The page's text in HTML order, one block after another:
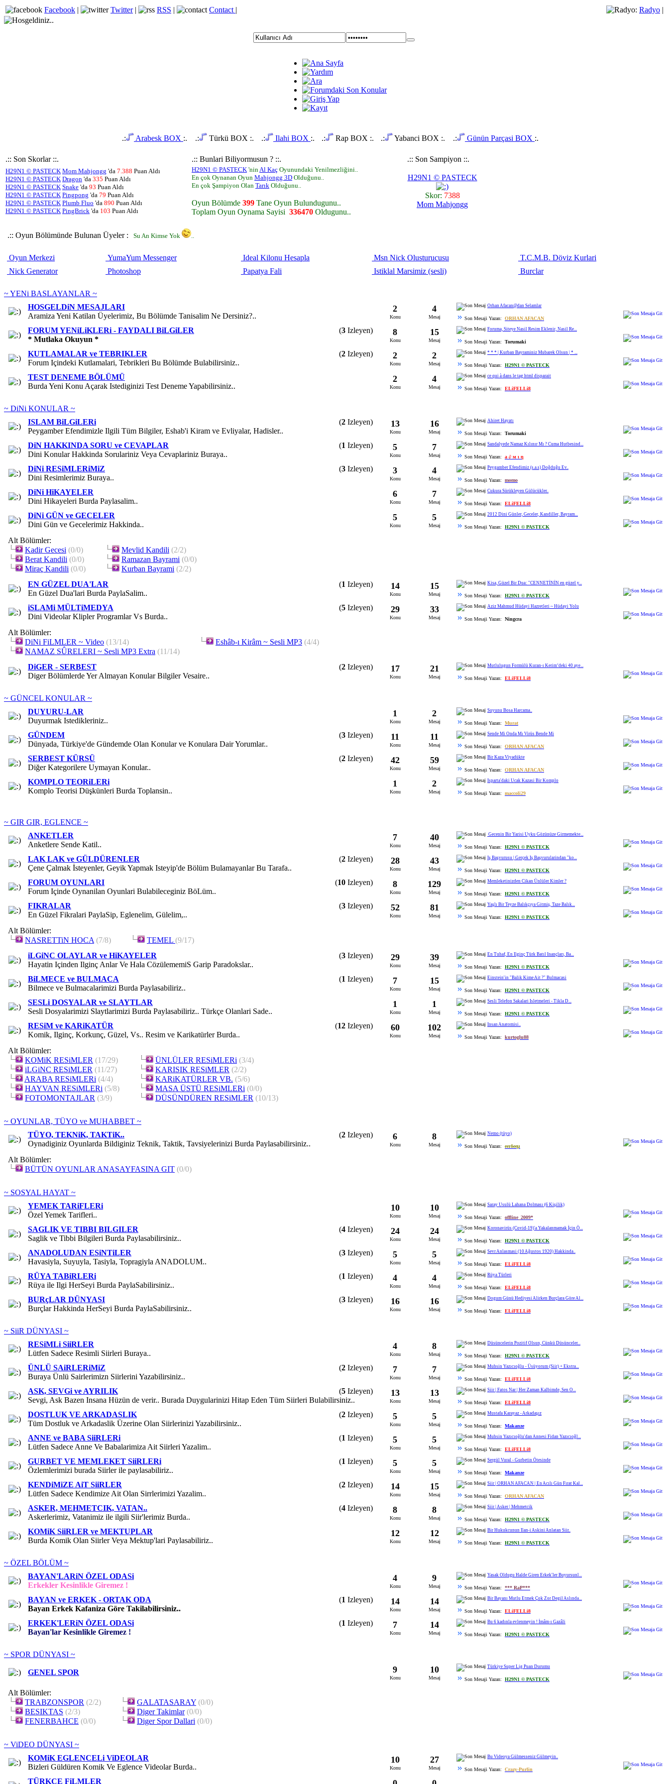
Facebook | Twitter| RSS | Contact | Radyo |
.: Arabesk BOX :. .: Türkü BOX :. .: Ilahi BOX :. .: Rap BOX :. .: Yabanci BOX :. .: Günün Parçasi BOX :.
.:: Son Skorlar ::. .:: Bunlari Biliyormusun ? ::. .:: Son Sampiyon ::.
H29N1 © PASTECK Mom Mahjongg 'da 7.388 Puan Aldı
H29N1 © PASTECK Dragon 'da 335 Puan Aldı
H29N1 © PASTECK Snake 'da 93 Puan Aldı
H29N1 © PASTECK Pingpong 'da 79 Puan Aldı
H29N1 © PASTECK Plumb Fluo 'da 890 Puan Aldı
H29N1 © PASTECK PingBrick 'da 103 Puan Aldı
H29N1 © PASTECK 'ninAl Kaç Oyunundaki Yenilmezliğini..
En çok Oynanan Oyun Mahjongg 3D Olduğunu..
En çok Şampiyon Olan Tarık Olduğunu..
Oyun Bölümde 399 Tane Oyun Bulundugunu..
Toplam Oyun Oynama Sayisi 336470 Oldugunu..
H29N1 © PASTECK
Skor: 7388
Mom Mahjongg
.:: Oyun Bölümünde Bulunan Üyeler : Su An Kimse Yok ..
Oyun Merkezi YumaYum Messenger Ideal Kilonu Hesapla Msn Nick Olusturucusu
T.C.M.B. Döviz Kurlari
Nick Generator
Photoshop Papatya Fali Istiklal Marsimiz (sesli) Burclar
~ YENi BASLAYANLAR ~
HOSGELDiN MESAJLARI
Aramiza Yeni Katilan Üyelerimiz, Bu Bölümde Tanisalim Ne Dersiniz?..
2
Konu
4
Mesaj
Orhan Afacan@dan Selamlar
Son Mesaji Yazan: ORHAN AFACAN
(3 Izleyen)
FORUM YENiLiKLERi - FAYDALI BiLGiLER
* Mutlaka Okuyun *
8
Konu
15
Mesaj
Foruma, Siteye Nasil Resim Eklenir, Nasil Re...
Son Mesaji Yazan: Torumaki
(2 Izleyen)
KUTLAMALAR ve TEBRIKLER
Forum Içindeki Kutlamalari, Tebrikleri Bu Bölümde Bulabilirsiniz..
2
Konu
2
Mesaj
* * * | Kurban Bayraminiz Mubarek Olsun | * ...
Son Mesaji Yazan: H29N1 © PASTECK
TEST DENEME BÖLÜMÜ
Burda Yeni Konu Açarak Istediginizi Test Deneme Yapabilirsiniz..
2
Konu
4
Mesaj
ce qui à dans le tag html disparait
Son Mesaji Yazan: ELiFELLi8
~ DiNi KONULAR ~
(2 Izleyen)
ISLAM BiLGiLERi
Peygamber Efendimizle Ilgili Tüm Bilgiler, Eshab'i Kiram ve Evliyalar, Hadisler..
13
Konu
16
Mesaj
Ahiret Hayatı
Son Mesaji Yazan: Torumaki
(1 Izleyen)
DiN HAKKINDA SORU ve CEVAPLAR
Dini Konular Hakkinda Sorulariniz Veya Cevaplariniz Buraya..
5
Konu
7
Mesaj
Sandalyede Namaz Kılınır Mı ? Cuma Hutbesind...
Son Mesaji Yazan: a ∂ м ι η
(3 Izleyen)
DiNi RESiMLERiMiZ
Dini Resimlerimiz Buraya..
3
Konu
4
Mesaj
Peygamber Efendimiz (s.a.s) Doğduğu Ev..
Son Mesaji Yazan: momo
DiNi HiKAYELER
Dini Hikayeleri Burda Paylasalim..
6
Konu
7
Mesaj
Cukura Sürükleyen Gülücükler..
Son Mesaji Yazan: ELiFELLi8
DiNi GÜN ve GECELER
Dini Gün ve Gecelerimiz Hakkinda..
5
Konu
5
Mesaj
2012 Dini Günler, Geceler, Kandiller, Bayram...
Son Mesaji Yazan: H29N1 © PASTECK
Alt Bölümler:
Kadir Gecesi (0/0)
Berat Kandili (0/0)
Miraç Kandili (0/0)
Mevlid Kandili (2/2)
Ramazan Bayrami (0/0)
Kurban Bayrami (2/2)
(1 Izleyen)
EN GÜZEL DUA'LAR
En Güzel Dua'lari Burda PaylaSalim..
14
Konu
15
Mesaj
Kisa, Güzel Bir Dua: "CENNETİNİN en güzel y...
Son Mesaji Yazan: H29N1 © PASTECK
(5 Izleyen)
iSLAMi MÜLTiMEDYA
Dini Videolar Klipler Programlar Vs Burda..
29
Konu
33
Mesaj
Aziz Mahmud Hüdayi Hazretleri ~ Hüdayi Yolu
Son Mesaji Yazan: Ningcra
Alt Bölümler:
DiNi FiLMLER ~ Video (13/14)
NAMAZ SÛRELERI ~ Sesli MP3 Extra (11/14)
Eshâb-ı Kirâm ~ Sesli MP3 (4/4)
(2 Izleyen)
DiGER - SERBEST
Diger Bölümlerde Yer Almayan Konular Bilgiler Vesaire..
17
Konu
21
Mesaj
Mutlulugun Formülü Kuran-ı Kerim’deki 40 aye...
Son Mesaji Yazan: ELiFELLi8
~ GÜNCEL KONULAR ~
DUYURU-LAR
Duyurmak Istedikleriniz..
1
Konu
2
Mesaj
Suyunu Bosa Harcama..
Son Mesaji Yazan: Murat
(3 Izleyen)
GÜNDEM
Dünyada, Türkiye'de Gündemde Olan Konular ve Konulara Dair Yorumlar..
11
Konu
11
Mesaj
Sende Mi Onda Mı Virüs Bende Mi
Son Mesaji Yazan: ORHAN AFACAN
(2 Izleyen)
SERBEST KÜRSÜ
Diğer Kategorilere Uymayan Konular..
42
Konu
59
Mesaj
Bir Kaza Viyadükte
Son Mesaji Yazan: ORHAN AFACAN
KOMPLO TEORiLERi
Komplo Teorisi Düşkünleri Burda Toplansin..
1
Konu
2
Mesaj
Isparta'daki Ucak Kazasi Bir Komplo
Son Mesaji Yazan: maccoli29
~ GIR GIR, EGLENCE ~
ANKETLER
Anketlere Sende Katil..
7
Konu
40
Mesaj
Gecenin Bir Yarisi Uyku Gözünüze Girmemekte...
Son Mesaji Yazan: H29N1 © PASTECK
(2 Izleyen)
LAK LAK ve GÜLDÜRENLER
Çene Çalmak İsteyenler, Geyik Yapmak Isteyip'de Bölüm Bulamayanlar Bu Tarafa..
28
Konu
43
Mesaj
Iş Başvurusu | Gerçek Iş Başvurularindan "ko...
Son Mesaji Yazan: H29N1 © PASTECK
(10 Izleyen)
FORUM OYUNLARI
Forum Içinde Oynanilan Oyunlari Bulabileceginiz BöLüm..
8
Konu
129
Mesaj
Memleketinizden Cikan Ünlüler Kimler ?
Son Mesaji Yazan: H29N1 © PASTECK
(3 Izleyen)
FIKRALAR
En Güzel Fikralari PaylaSip, Eglenelim, Gülelim,..
52
Konu
81
Mesaj
Yaşlı Bir Teyze Balıkçıya Gitmiş, Taze Balık...
Son Mesaji Yazan: H29N1 © PASTECK
Alt Bölümler:
NASRETTiN HOCA (7/8) TEMEL (9/17)
(3 Izleyen)
iLGiNC OLAYLAR ve HiKAYELER
Hayatin Içinden Ilginç Anlar Ve Hala CözülememiS Garip Paradokslar..
29
Konu
39
Mesaj
En Tuhaf, En Ilginç Türk Batıl Inançları, Ba...
Son Mesaji Yazan: H29N1 © PASTECK
(1 Izleyen)
BiLMECE ve BULMACA
Bilmece ve Bulmacalarimizi Burda Paylasabiliriz..
7
Konu
15
Mesaj
Einstein'in "Balik Kime Ait ?" Bulmacasi
Son Mesaji Yazan: H29N1 © PASTECK
SESLi DOSYALAR ve SLAYTLAR
Sesli Dosyalarimizi Slaytlarimizi Burda Paylasabiliriz.. Türkçe Olanlari Sade..
1
Konu
1
Mesaj
Sesli Telefon Sakalari Isletmeleri - Tikla D...
Son Mesaji Yazan: H29N1 © PASTECK
(12 Izleyen)
RESiM ve KARiKATÜR
Komik, Ilginç, Korkunç, Güzel, Vs.. Resim ve Karikatürler Burda..
60
Konu
102
Mesaj
Insan Anatomisi..
Son Mesaji Yazan: kurtoglu88
Alt Bölümler:
KOMiK RESiMLER (17/29)
iLGiNC RESiMLER (11/27)
ARABA RESiMLERi (4/4)
HAYVAN RESiMLERi (5/8)
FOTOMONTAJLAR (3/9)
ÜNLÜLER RESiMLERi (3/4)
KARISIK RESiMLER (2/2)
KARiKATÜRLER VB. (5/6)
MASA ÜSTÜ RESiMLERi (0/0)
DÜSÜNDÜREN RESiMLER (10/13)
~ OYUNLAR, TÜYO ve MUHABBET ~
(2 Izleyen)
TÜYO, TEKNiK, TAKTiK..
Oynadiginiz Oyunlarda Bildiginiz Teknik, Taktik, Tavsiyelerinizi Burda Paylasabilirsiniz..
6
Konu
8
Mesaj
Nemo (tüyo)
Son Mesaji Yazan: eerδeeμ
Alt Bölümler:
BÜTÜN OYUNLAR ANASAYFASINA GIT (0/0)
~ SOSYAL HAYAT ~
YEMEK TARiFLERi
Özel Yemek Tarifleri..
10
Konu
10
Mesaj
Saray Usulü Lahana Dolması (6 Kişilik)
Son Mesaji Yazan: offline_2009*
(4 Izleyen)
SAGLIK VE TIBBI BILGILER
Saglik ve Tibbi Bilgileri Burda Paylasabilirsiniz..
24
Konu
24
Mesaj
Koronavirüs (Covid-19)'a Yakalanmamak İçin Ö...
Son Mesaji Yazan: H29N1 © PASTECK
(3 Izleyen)
ANADOLUDAN ESiNTiLER
Havasiyla, Suyuyla, Tasiyla, Topragiyla ANADOLUM..
5
Konu
5
Mesaj
Sevr Anlasmasi (10 Ağustos 1920) Hakkinda..
Son Mesaji Yazan: ELiFELLi8
(1 Izleyen)
RÜYA TABiRLERi
Rüya ile Ilgi HerSeyi Burda PaylaSabilirsiniz..
4
Konu
4
Mesaj
Rüya Türleri
Son Mesaji Yazan: ELiFELLi8
(3 Izleyen)
BURçLAR DÜNYASI
Burçlar Hakkinda HerSeyi Burda PaylaSabilirsiniz..
16
Konu
16
Mesaj
Dogum Günü Hediyesi Alirken Burçlara Göre Al...
Son Mesaji Yazan: ELiFELLi8
~ SiiR DÜNYASI ~
RESiMLi SiiRLER
Lütfen Sadece Resimli Siirleri Buraya..
4
Konu
8
Mesaj
Düsüncelerin Pozitif Olsun, Cünkü Düsünceler...
Son Mesaji Yazan: H29N1 © PASTECK
(2 Izleyen)
ÜNLÜ SAiRLERiMiZ
Buraya Ünlü Sairlerimizn Siirlerini Yazabilirsiniz..
7
Konu
7
Mesaj
Muhsin Yazıcıoğlu - Üsüyorum (Siir) + Ekstra...
Son Mesaji Yazan: ELiFELLi8
(5 Izleyen)
ASK, SEVGi ve AYRILIK
Sevgi, Ask Bazen Insana Hüzün de verir.. Burada Duygularinizi Hitap Eden Tüm Siirleri Bulabilirsiniz..
13
Konu
13
Mesaj
Siir | Fatos Nar | Her Zaman Kalbimde, Sen O...
Son Mesaji Yazan: ELiFELLi8
(2 Izleyen)
DOSTLUK VE ARKADASLIK
Tüm Dostluk ve Arkadaslik Üzerine Olan Siirlerinizi Yazabilirsiniz..
5
Konu
5
Mesaj
Mustafa Karayaz - Arkadaşız
Son Mesaji Yazan: Makanze
(1 Izleyen)
ANNE ve BABA SiiRLERi
Lütfen Sadece Anne Ve Babalarimiza Ait Siirleri Yazalim..
5
Konu
5
Mesaj
Muhsin Yazıcıoğlu'dan Annesi Fidan Yazıcıoğl...
Son Mesaji Yazan: ELiFELLi8
(1 Izleyen)
GURBET VE MEMLEKET SiiRLERi
Özlemlerimizi burada Siirler ile paylasabiliriz..
5
Konu
5
Mesaj
Sergül Vural - Gurbetin Ötesinde
Son Mesaji Yazan: Makanze
(2 Izleyen)
KENDiMiZE AiT SiiRLER
Lütfen Sadece Kendimize Ait Olan Sirrlerimizi Yazalim..
14
Konu
15
Mesaj
Siir | ORHAN AFACAN | En Acılı Gün Fırat Kal...
Son Mesaji Yazan: ORHAN AFACAN
(4 Izleyen)
ASKER, MEHMETCIK, VATAN..
Askerlerimiz, Vatanimiz ile ilgili Siir'lerimiz Burda..
8
Konu
8
Mesaj
Siir | Asker | Mehmetcik
Son Mesaji Yazan: H29N1 © PASTECK
KOMiK SiiRLER ve MEKTUPLAR
Burda Komik Olan Siirler Veya Mektup'lari Paylasabiliriz..
12
Konu
12
Mesaj
Bir Hukukcunun Ilan-i Askini Anlatan Siir..
Son Mesaji Yazan: H29N1 © PASTECK
~ ÖZEL BÖLÜM ~
BAYAN'LARiN ÖZEL ODASi
Erkekler Kesinlikle Giremez !
4
Konu
9
Mesaj
Yasak Oldugu Halde Giren Erkek'ler Buyursunl...
Son Mesaji Yazan: *** RaP***
(1 Izleyen)
BAYAN ve ERKEK - ORTAK ODA
Bayan Erkek Kafaniza Göre Takilabilirsiniz..
14
Konu
14
Mesaj
Bir Bayanı Mutlu Etmek Çok Zor Degil Aslında...
Son Mesaji Yazan: ELiFELLi8
(1 Izleyen)
ERKEK'LERiN ÖZEL ODASi
Bayan'lar Kesinlikle Giremez !
7
Konu
14
Mesaj
Bu 6 kadınla evlenmeyin ! İmâm-ı Gazâli
Son Mesaji Yazan: H29N1 © PASTECK
~ SPOR DÜNYASI ~
GENEL SPOR 9
Konu
10
Mesaj
Türkiye Super Lig Puan Durumu
Son Mesaji Yazan: H29N1 © PASTECK
Alt Bölümler:
TRABZONSPOR (2/2)
BESIKTAS (2/3)
FENERBAHCE (0/0)
GALATASARAY (0/0)
Diger Takimlar (0/0)
Diger Spor Dallari (0/0)
~ ViDEO DÜNYASI ~
KOMiK EGLENCELi ViDEOLAR
Bizleri Güldüren Komik Ve Eglence Videolar Burda..
10
Konu
27
Mesaj
Bu Videoya Gülmesseniz Gülmeyin..
Son Mesaji Yazan: Crazy-Purlin
TÜRKCE FiLMLER